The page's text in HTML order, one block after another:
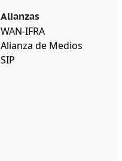
Alianzas
WAN-IFRA
Alianza de Medios
SIP